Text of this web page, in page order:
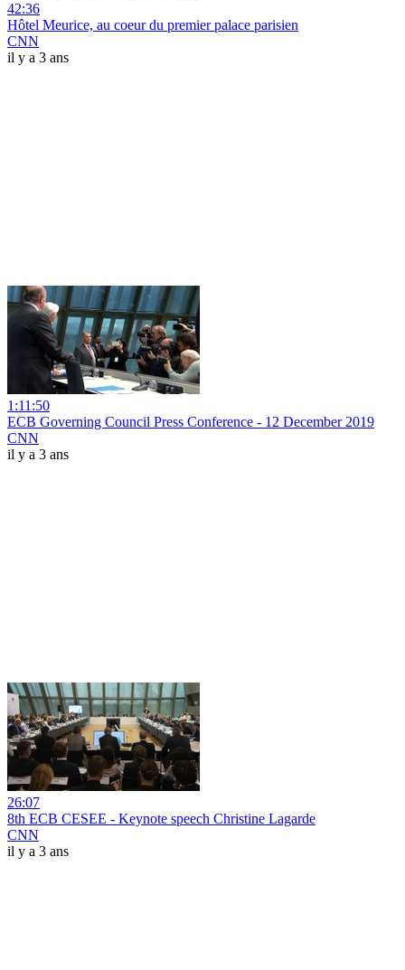
42:36
Hôtel Meurice, au coeur du premier palace parisien
CNN
il y a 3 ans
1:11:50
ECB Governing Council Press Conference - 12 December 2019
CNN
il y a 3 ans
26:07
8th ECB CESEE - Keynote speech Christine Lagarde
CNN
il y a 3 ans